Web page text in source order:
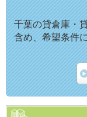
千葉の貸倉庫・
含め、希望条件